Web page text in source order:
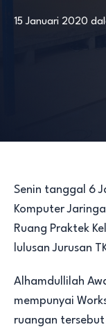
15 Januari 2020
Senin tanggal 6
Komputer
Ruang Praktek
lulusan Jurusan
Alhamdullilah
mempunyai
ruangan